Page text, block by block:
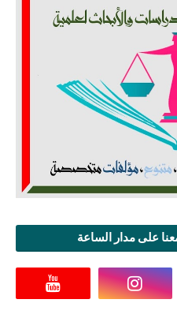
على مدار الساعة